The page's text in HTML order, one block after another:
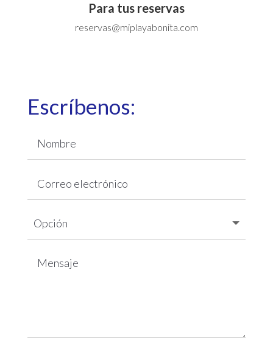
Para tus reservas
reservas@miplayabonita.com
Escríbenos: